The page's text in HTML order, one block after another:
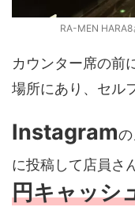
RA-MEN HARA8
カウンター席の前
場所にあり、セル
Instagram
に投稿して店員さ
円キャッシ